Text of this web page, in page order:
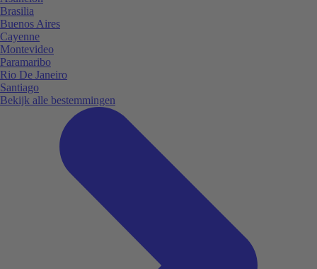
Brasilia
Buenos Aires
Cayenne
Montevideo
Paramaribo
Rio De Janeiro
Santiago
Bekijk alle bestemmingen